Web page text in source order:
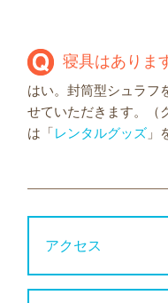
寝具はありま
はい。封筒型シュラフ
せていただきます。（
は「レンタルグッズ 」
アクセス